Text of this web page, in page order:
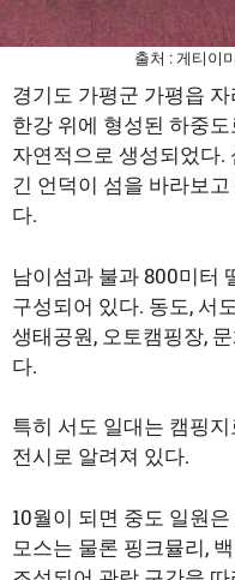
출처 : 게티이
경기도 가평군 가평읍 자
한강 위에 형성된 하중
자연적으로 생성되었다.
긴 언덕이 섬을 바라보
다.
남이섬과 불과 800미터
구성되어 있다. 동도, 서
생태공원, 오토캠핑장,
다.
특히 서도 일대는 캠핑
전시로 알려져 있다.
10월이 되면 중도 일원
모스는 물론 핑크뮬리,